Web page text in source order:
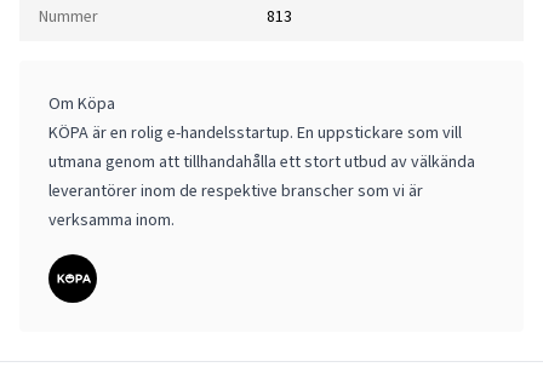
Nummer 813
Om Köpa
KÖPA är en rolig e-handelsstartup. En uppstickare som vill
utmana genom att tillhandahålla ett stort utbud av välkända
leverantörer inom de respektive branscher som vi är
verksamma inom.